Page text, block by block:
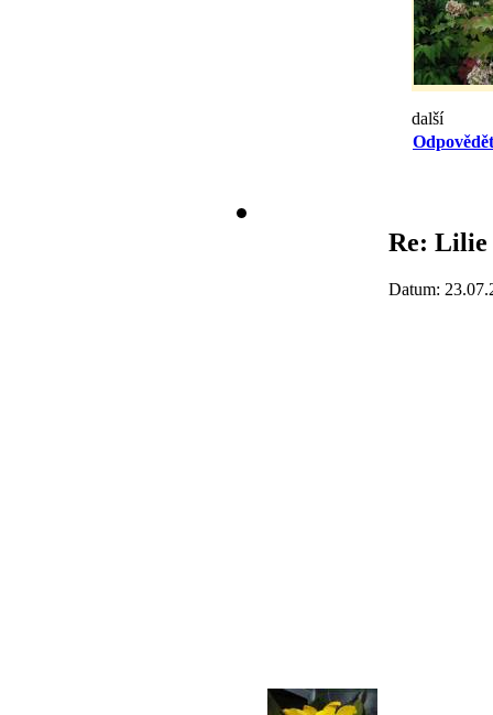
další
Odpovědět
Re: Lilie
Datum: